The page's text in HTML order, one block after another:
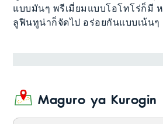
แบบมันๆ พรีเมี่ยมแบบโอโทโร่ก็มี ห
ลูฟินทูน่าก็จัดไป อร่อยกันแบบเน้นๆ
Maguro ya Kurogin